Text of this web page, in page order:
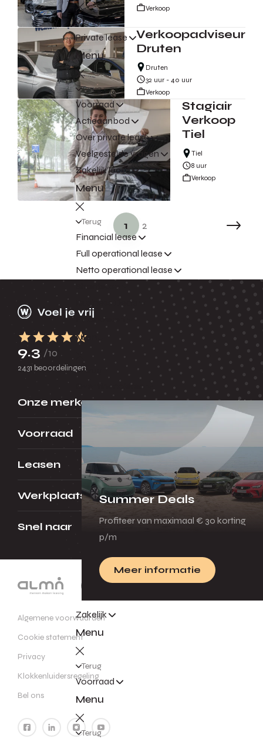
Terug
Private lease
Menu
Terug
Voorraad
Actieaanbod
Over private lease
Veelgestelde vragen
Zakelijk lease
Menu
Terug
Financial lease
Full operational lease
Netto operational lease
Financieren
Menu
Terug
Summer Deals
Profiteer van maximaal € 30 korting
p/m
Meer informatie
Zakelijk
Menu
Terug
Voorraad
Menu
Terug
Verkoop
Verkoopadviseur
Druten
Druten
32 uur - 40 uur
Verkoop
Stagiair
Verkoop
Tiel
Tiel
8 uur
Verkoop
1 2
9.3 /10
2431 beoordelingen
Onze merken
Voorraad
Leasen
Werkplaats
Snel naar
Algemene voorwaarden
Cookie statement
Privacy
Klokkenluidersregeling
Bel ons